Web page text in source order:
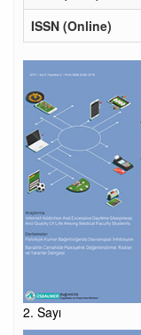
ISSN (Online)
2. Sayı